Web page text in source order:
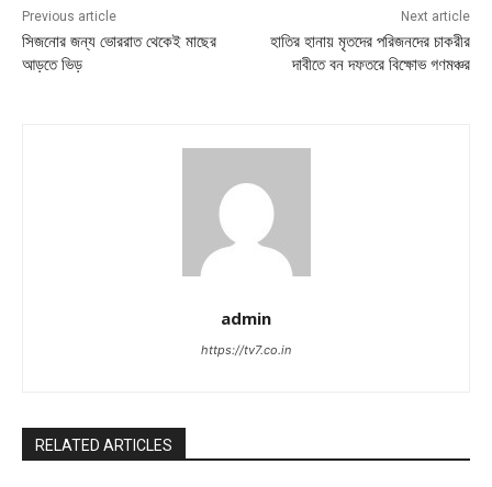
Previous article
সিজনোর জন্য ভোররাত থেকেই মাছের
আড়তে ভিড়
Next article
হাতির হানায় মৃতদের পরিজনদের চাকরীর
দাবীতে বন দফতরে বিক্ষোভ গণমঞ্চর
admin
https://tv7.co.in
RELATED ARTICLES